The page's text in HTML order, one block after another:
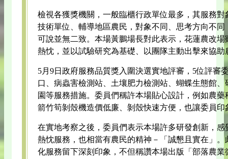
檢視各獲獎機關，一般臨櫃行政單位最多，其服務
技術單位、輔導地區農民，對象不同、思考方向不
可說並無二致。本場黃鵬場長對此表示，花蓮農改
熱忱，並以試驗研究為基礎、以團隊主動出擊來協助
5月9日政府服務品質獎入圍決選實地評審，5位評審
口、病蟲害檢測站、土壤肥力檢測站、蝴蝶生態館
園等服務措施。委員們稱許本場貼心設計，例如農
箭竹筍剝殼機造價低廉、剝殼快速方便，也讓委員印
在實地考察之後，委員們表示本場許多研發創新，
熱忱服務，也相當有農民的精神－「誠懇且實在」
化服務留下深刻印象，不但稱讚本場出版「部落農